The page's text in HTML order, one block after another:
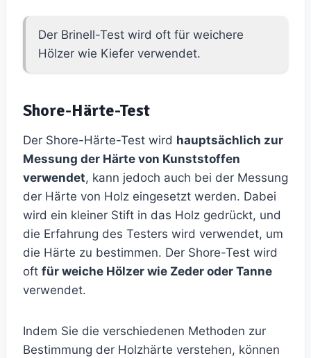
Der Brinell-Test wird oft für weichere
Hölzer wie Kiefer verwendet.
Shore-Härte-Test
Der Shore-Härte-Test wird hauptsächlich zur
Messung der Härte von Kunststoffen
verwendet, kann jedoch auch bei der Messung
der Härte von Holz eingesetzt werden. Dabei
wird ein kleiner Stift in das Holz gedrückt, und
die Erfahrung des Testers wird verwendet, um
die Härte zu bestimmen. Der Shore-Test wird
oft für weiche Hölzer wie Zeder oder Tanne
verwendet.
Indem Sie die verschiedenen Methoden zur
Bestimmung der Holzhärte verstehen, können